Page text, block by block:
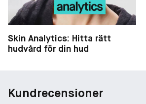
Skin Analytics: Hitta rätt
hudvård för din hud
Kundrecensioner